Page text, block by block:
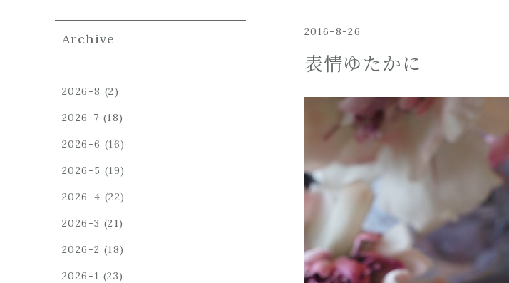
Archive
2026-8 (2)
2026-7 (18)
2026-6 (16)
2026-5 (19)
2026-4 (22)
2026-3 (21)
2026-2 (18)
2026-1 (23)
2016-8-26
表情ゆたかに